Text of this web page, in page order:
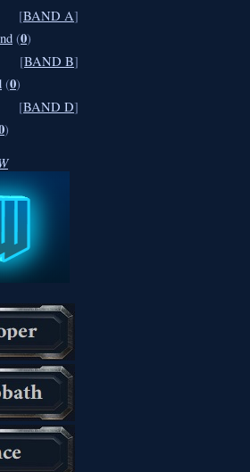
[BAND A]
(0)
[BAND B]
(0)
[BAND D]
)